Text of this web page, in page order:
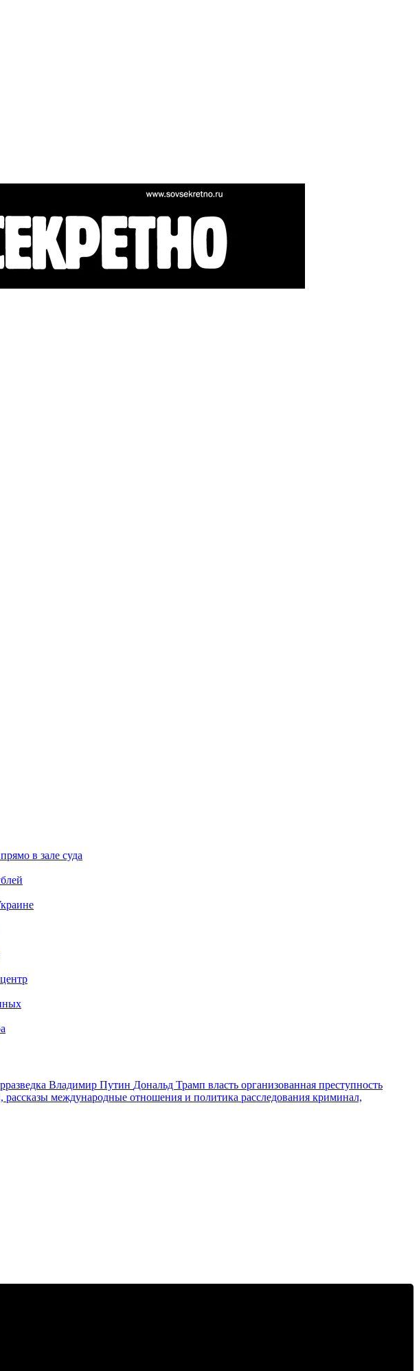
в зале суда
Владимир Путин Дональд Трамп власть организованная преступность
рассказы международные отношения и политика расследования криминал,